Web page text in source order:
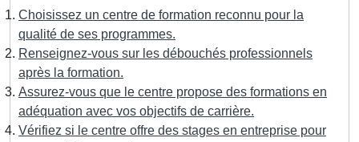
Choisissez un centre de formation reconnu pour la
qualité de ses programmes.
Renseignez-vous sur les débouchés professionnels
après la formation.
Assurez-vous que le centre propose des formations en
adéquation avec vos objectifs de carrière.
Vérifiez si le centre offre des stages en entreprise pour